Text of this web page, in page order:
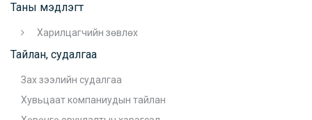
Таны мэдлэгт
Харилцагчийн зөвлөх
Тайлан, судалгаа
Зах зээлийн судалгаа
Хувьцаат компаниудын тайлан